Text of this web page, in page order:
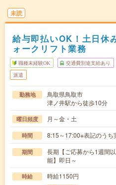
未読
給与即払いOK！土日休
ォークリフト業務
職種未経験OK 交通費別途支給あり
派遣
勤務地
鳥取県鳥取市
津ノ井駅から徒歩10分
曜日頻度 月～金・土
時間 8:15～17:00※表記のうち
期間
長期【ご応募から1週間
能】即日～
時給 時給1150円